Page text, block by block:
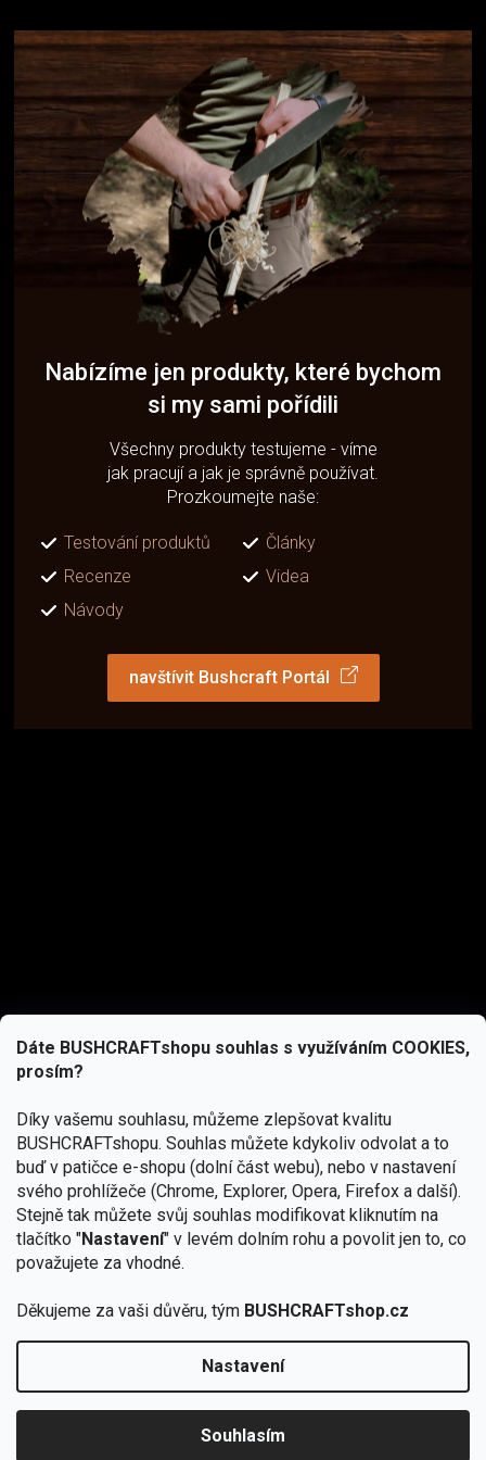
Dáte BUSHCRAFTshopu souhlas s využíváním COOKIES,
prosím?
Díky vašemu souhlasu, můžeme zlepšovat kvalitu
BUSHCRAFTshopu. Souhlas můžete kdykoliv odvolat a to
buď v patičce e-shopu (dolní část webu), nebo v nastavení
svého prohlížeče (Chrome, Explorer, Opera, Firefox a další).
Stejně tak můžete svůj souhlas modifikovat kliknutím na
tlačítko "Nastavení" v levém dolním rohu a povolit jen to, co
považujete za vhodné.
Děkujeme za vaši důvěru, tým BUSHCRAFTshop.cz
Nastavení
Souhlasím
zapojte se do slosování o kurz s
Nabízíme jen produkty, které bychom
si my sami pořídili
Všechny produkty testujeme - víme
jak pracují a jak je správně používat.
Prozkoumejte naše:
Testování produktů
Články
Recenze
Videa
Návody
navštívit Bushcraft Portál
podmínkami ochrany osobních údajů
Copyright 2026BUSHCRAFTshop.cz. Všechna práva
vyhrazena.Upravit nastavení cookies